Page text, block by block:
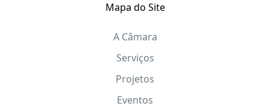
Mapa do Site
A Câmara
Serviços
Projetos
Eventos